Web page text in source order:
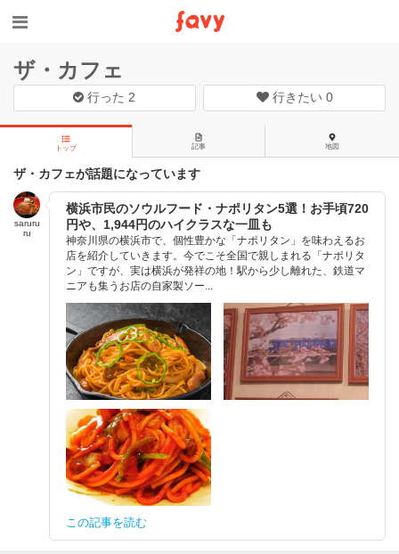
ザ・カフェ
行った 2 行きたい 0
トップ 記事 地図
ザ・カフェが話題になっています
saruru
ru
横浜市民のソウルフード・ナポリタン5選！お手頃720
円や、1,944円のハイクラスな一皿も
神奈川県の横浜市で、個性豊かな「ナポリタン」を味わえるお
店を紹介していきます。今でこそ全国で親しまれる「ナポリタ
ン」ですが、実は横浜が発祥の地！駅から少し離れた、鉄道マ
ニアも集うお店の自家製ソー...
この記事を読む